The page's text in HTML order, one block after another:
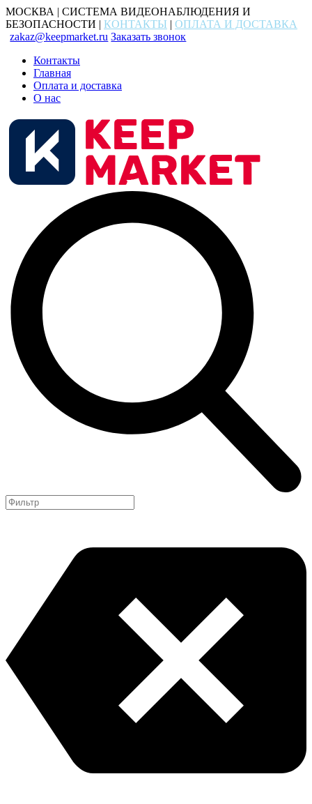
МОСКВА | СИСТЕМА ВИДЕОНАБЛЮДЕНИЯ И
БЕЗОПАСНОСТИ | КОНТАКТЫ | ОПЛАТА И ДОСТАВКА
zakaz@keepmarket.ru Заказать звонок
Контакты
Главная
Оплата и доставка
О нас